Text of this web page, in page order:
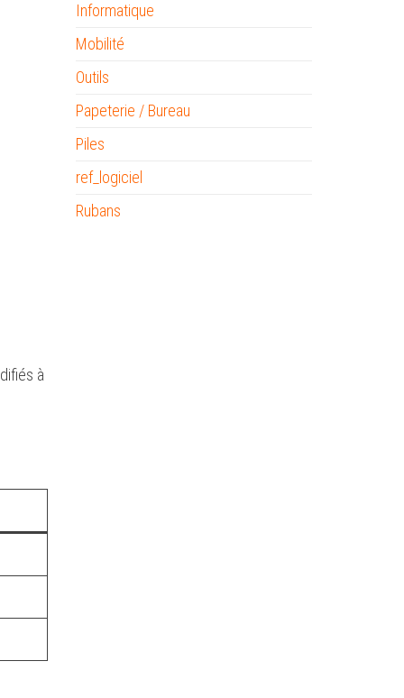
à
Informatique
Mobilité
Outils
Papeterie / Bureau
Piles
ref_logiciel
Rubans